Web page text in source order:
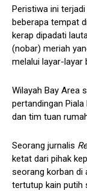
Peristiwa ini
beberapa tempat
kerap dipadati
(nobar) meriah
melalui layar-layar
Wilayah Bay Area
pertandingan
dan tim tuan
Seorang jurnalis
ketat dari pihak
seorang korban di
tertutup kain putih